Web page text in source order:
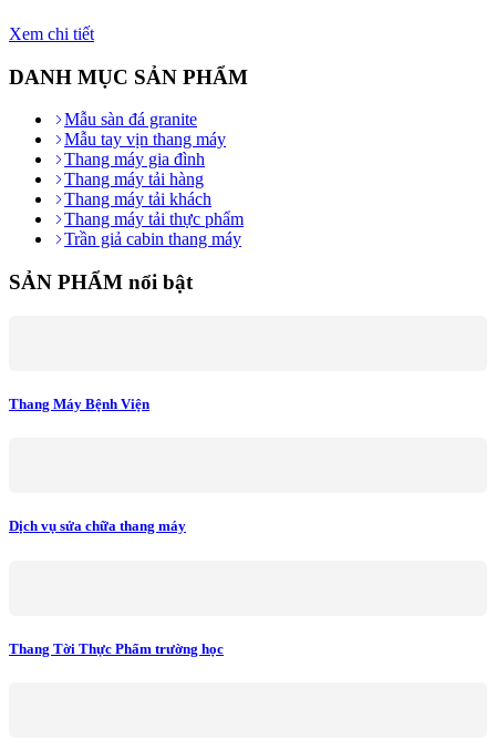
Xem chi tiết
DANH MỤC SẢN PHẨM
Mẫu sàn đá granite
Mẫu tay vịn thang máy
Thang máy gia đình
Thang máy tải hàng
Thang máy tải khách
Thang máy tải thực phẩm
Trần giả cabin thang máy
SẢN PHẨM nổi bật
Thang Máy Bệnh Viện
Dịch vụ sửa chữa thang máy
Thang Tời Thực Phẩm trường học